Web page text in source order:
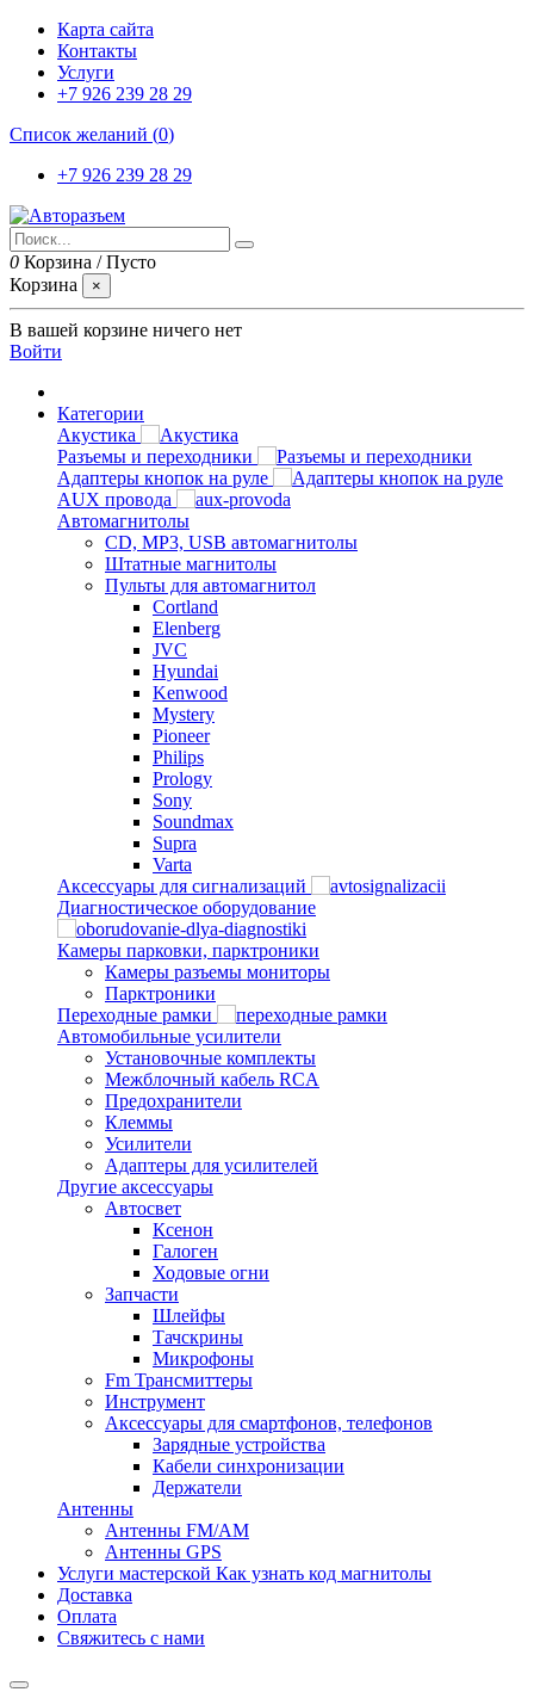
Карта сайта
Контакты
Услуги
+7 926 239 28 29
Список желаний (0)
+7 926 239 28 29
0 Корзина /Пусто
Корзина
×
В вашей корзине ничего нет
Войти
Категории
Акустика
Разъемы и переходники
Адаптеры кнопок на руле
AUX провода
Автомагнитолы
CD, MP3, USB автомагнитолы
Штатные магнитолы
Пульты для автомагнитол
Cortland
Elenberg
JVC
Hyundai
Kenwood
Mystery
Pioneer
Philips
Prology
Sony
Soundmax
Supra
Varta
Аксессуары для сигнализаций
Диагностическое оборудование
Камеры парковки, парктроники
Камеры разъемы мониторы
Парктроники
Переходные рамки
Автомобильные усилители
Установочные комплекты
Межблочный кабель RCA
Предохранители
Клеммы
Усилители
Адаптеры для усилителей
Другие аксессуары
Автосвет
Ксенон
Галоген
Ходовые огни
Запчасти
Шлейфы
Тачскрины
Микрофоны
Fm Трансмиттеры
Инструмент
Аксессуары для смартфонов, телефонов
Зарядные устройства
Кабели синхронизации
Держатели
Антенны
Антенны FM/AM
Антенны GPS
Услуги мастерской Как узнать код магнитолы
Доставка
Оплата
Свяжитесь с нами